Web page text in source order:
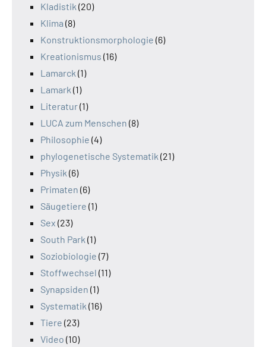
Kladistik (20)
Klima (8)
Konstruktionsmorphologie (6)
Kreationismus (16)
Lamarck (1)
Lamark (1)
Literatur(1)
LUCA zum Menschen (8)
Philosophie (4)
phylogenetische Systematik (21)
Physik (6)
Primaten (6)
Säugetiere (1)
Sex (23)
South Park (1)
Soziobiologie (7)
Stoffwechsel (11)
Synapsiden (1)
Systematik (16)
Tiere (23)
Video (10)